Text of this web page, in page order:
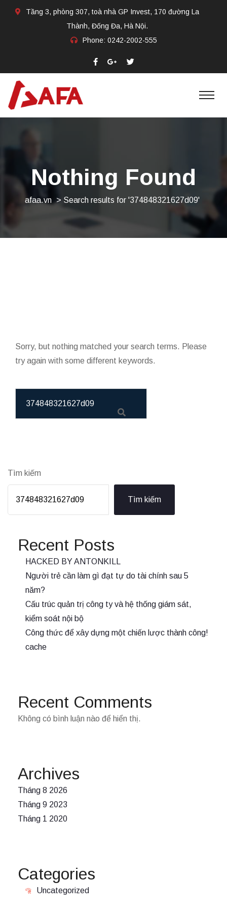
Tầng 3, phòng 307, toà nhà GP Invest, 170 đường La
Thành, Đống Đa, Hà Nội.
Phone: 0242-2002-555​
Nothing Found
afaa.vn > Search results for '374848321627d09'
Sorry, but nothing matched your search terms. Please
try again with some different keywords.
Tìm kiếm
Tìm kiếm
Recent Posts
HACKED BY ANTONKILL
Người trẻ cần làm gì đạt tự do tài chính sau 5
năm?
Cấu trúc quản trị công ty và hệ thống giám sát,
kiểm soát nội bộ
Công thức để xây dựng một chiến lược thành công!
cache
Recent Comments
Không có bình luận nào để hiển thị.
Archives
Tháng 8 2026
Tháng 9 2023
Tháng 1 2020
Categories
Uncategorized